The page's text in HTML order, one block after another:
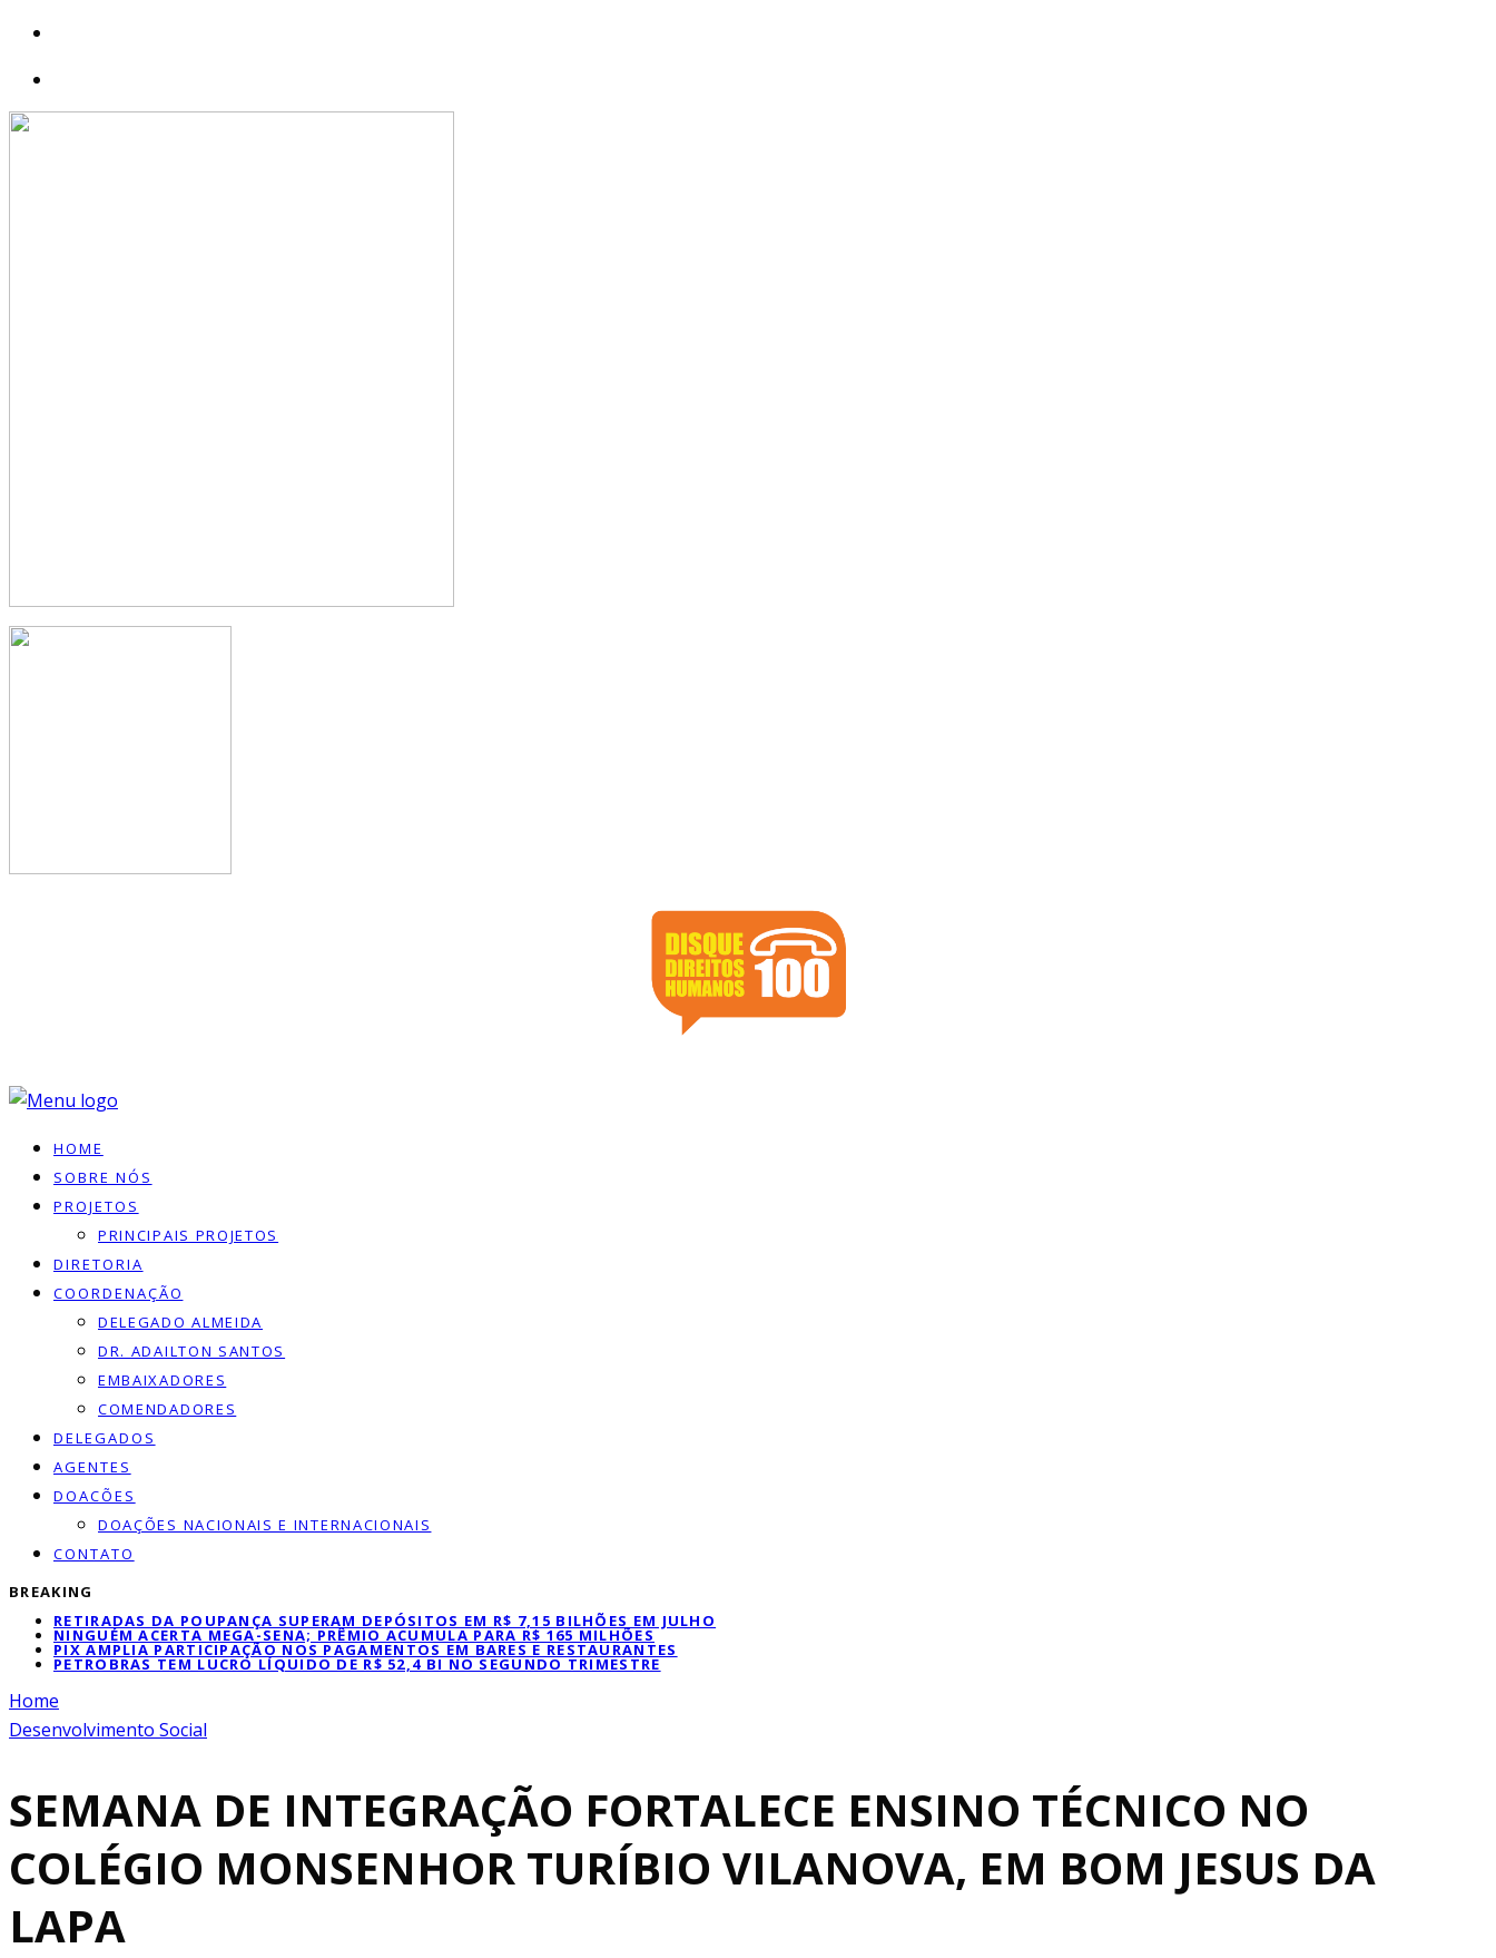
HOME
SOBRE NÓS
PROJETOS
PRINCIPAIS PROJETOS
DIRETORIA
COORDENAÇÃO
DELEGADO ALMEIDA
DR. ADAILTON SANTOS
EMBAIXADORES
COMENDADORES
DELEGADOS
AGENTES
DOACÕES
DOAÇÕES NACIONAIS E INTERNACIONAIS
CONTATO
BREAKING
RETIRADAS DA POUPANÇA SUPERAM DEPÓSITOS EM R$ 7,15 BILHÕES EM JULHO
NINGUÉM ACERTA MEGA-SENA; PRÊMIO ACUMULA PARA R$ 165 MILHÕES
PIX AMPLIA PARTICIPAÇÃO NOS PAGAMENTOS EM BARES E RESTAURANTES
PETROBRAS TEM LUCRO LÍQUIDO DE R$ 52,4 BI NO SEGUNDO TRIMESTRE
Home
Desenvolvimento Social
SEMANA DE INTEGRAÇÃO FORTALECE ENSINO TÉCNICO NO
COLÉGIO MONSENHOR TURÍBIO VILANOVA, EM BOM JESUS DA
LAPA